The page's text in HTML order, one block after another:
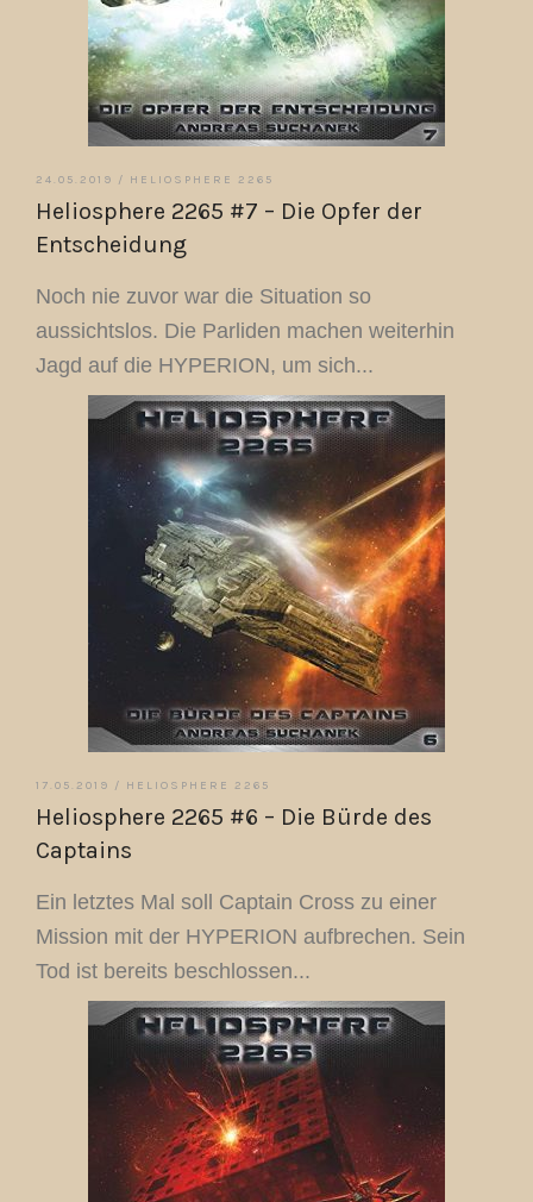
24.05.2019 / HELIOSPHERE 2265
Heliosphere 2265 #7 – Die Opfer der
Entscheidung
Noch nie zuvor war die Situation so
aussichtslos. Die Parliden machen weiterhin
Jagd auf die HYPERION, um sich...
17.05.2019 / HELIOSPHERE 2265
Heliosphere 2265 #6 – Die Bürde des
Captains
Ein letztes Mal soll Captain Cross zu einer
Mission mit der HYPERION aufbrechen. Sein
Tod ist bereits beschlossen...